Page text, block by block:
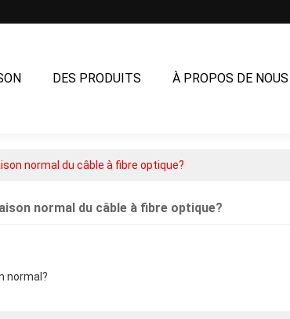
DES PRODUITS À PROPOS DE NOUS
normal du câble à fibre optique?
normal du câble à fibre optique?
normal?